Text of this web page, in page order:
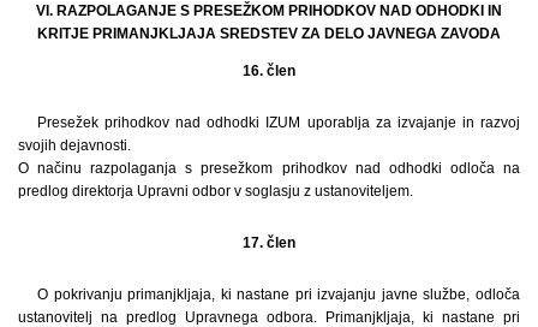
VI. RAZPOLAGANJE S PRESEŽKOM PRIHODKOV NAD ODHODKI IN
KRITJE PRIMANJKLJAJA SREDSTEV ZA DELO JAVNEGA ZAVODA
16. člen
Presežek prihodkov nad odhodki IZUM uporablja za izvajanje in razvoj
svojih dejavnosti.
O načinu razpolaganja s presežkom prihodkov nad odhodki odloča na
predlog direktorja Upravni odbor v soglasju z ustanoviteljem.
17. člen
O pokrivanju primanjkljaja, ki nastane pri izvajanju javne službe, odloča
ustanovitelj na predlog Upravnega odbora. Primanjkljaja, ki nastane pri